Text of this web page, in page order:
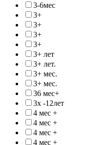
3-6мес
3+
3+
3+
3+
3+ лет
3+ лет.
3+ мес.
3+ мес.
36 мес+
3х -12лет
4 мес +
4 мес +
4 мес +
4 мес +